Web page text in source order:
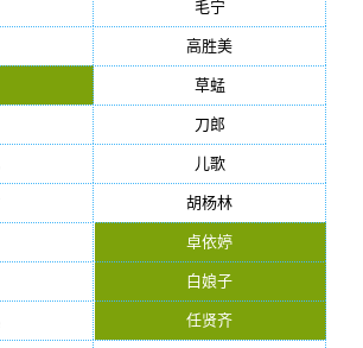
毛宁
高胜美
草蜢
刀郎
儿歌
胡杨林
卓依婷
白娘子
任贤齐